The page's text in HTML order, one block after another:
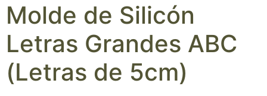
Molde de Silicón
Letras Grandes ABC
(Letras de 5cm)